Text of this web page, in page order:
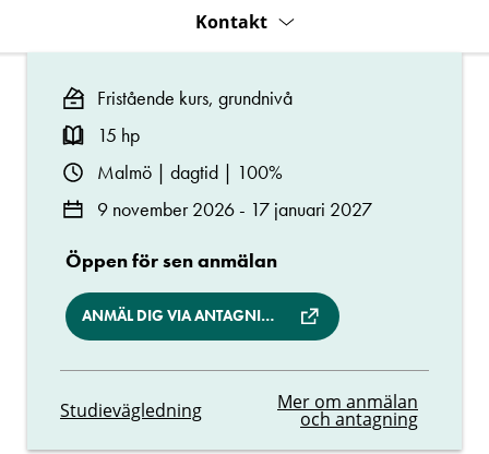
Kontakt
Fristående kurs, grundnivå
15 hp
Malmö | dagtid | 100%
9 november 2026 - 17 januari 2027
Öppen för sen anmälan
ANMÄL DIG VIA ANTAGNING.SE
Studievägledning Mer om anmälan
och antagning